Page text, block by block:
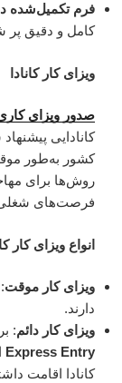
فرم تکمیل‌شده
کامل و دقیق پر
ویزای کار کانادا
صدور ویزای کاری
کانادایی
کشور به‌طور
روش‌ها برای
فرصت‌های
انواع ویزای کار
ویزای کار موقت
دارند.
ویزای کار دائم:
Express Entry
کانادا اقامت